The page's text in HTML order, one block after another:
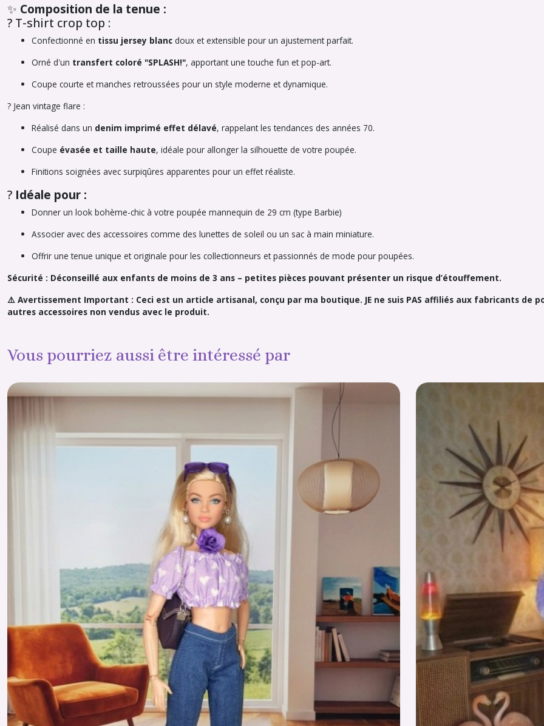
✨ Composition de la tenue :
? T-shirt crop top :
Confectionné en tissu jersey blanc doux et extensible pour un ajustement parfait.
Orné d'un transfert coloré "SPLASH!", apportant une touche fun et pop-art.
Coupe courte et manches retroussées pour un style moderne et dynamique.
? Jean vintage flare :
Réalisé dans un denim imprimé effet délavé, rappelant les tendances des années 70.
Coupe évasée et taille haute, idéale pour allonger la silhouette de votre poupée.
Finitions soignées avec surpiqûres apparentes pour un effet réaliste.
? Idéale pour :
Donner un look bohème-chic à votre poupée mannequin de 29 cm (type Barbie)
Associer avec des accessoires comme des lunettes de soleil ou un sac à main miniature.
Offrir une tenue unique et originale pour les collectionneurs et passionnés de mode pour poupées.
Sécurité : Déconseillé aux enfants de moins de 3 ans – petites pièces pouvant présenter un risque d’étouffement.
⚠️ Avertissement Important : Ceci est un article artisanal, conçu par ma boutique. JE ne suis PAS affiliés aux fabricants de
autres accessoires non vendus avec le produit.
Vous pourriez aussi être intéressé par